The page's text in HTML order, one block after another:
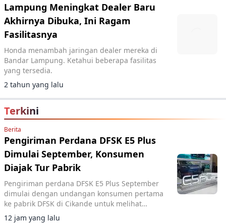
Lampung Meningkat Dealer Baru
Akhirnya Dibuka, Ini Ragam
Fasilitasnya
Honda menambah jaringan dealer mereka di
Bandar Lampung. Ketahui beberapa fasilitas
yang tersedia.
2 tahun yang lalu
Terkini
Berita
Pengiriman Perdana DFSK E5 Plus
Dimulai September, Konsumen
Diajak Tur Pabrik
Pengiriman perdana DFSK E5 Plus September
dimulai dengan undangan konsumen pertama
ke pabrik DFSK di Cikande untuk melihat
proses produksi PHEV.
12 jam yang lalu